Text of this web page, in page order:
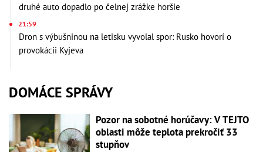
druhé auto dopadlo po čelnej zrážke horšie
21:59
Dron s výbušninou na letisku vyvolal spor: Rusko hovorí o
provokácii Kyjeva
DOMÁCE SPRÁVY
Pozor na sobotné horúčavy: V TEJTO
oblasti môže teplota prekročiť 33
stupňov